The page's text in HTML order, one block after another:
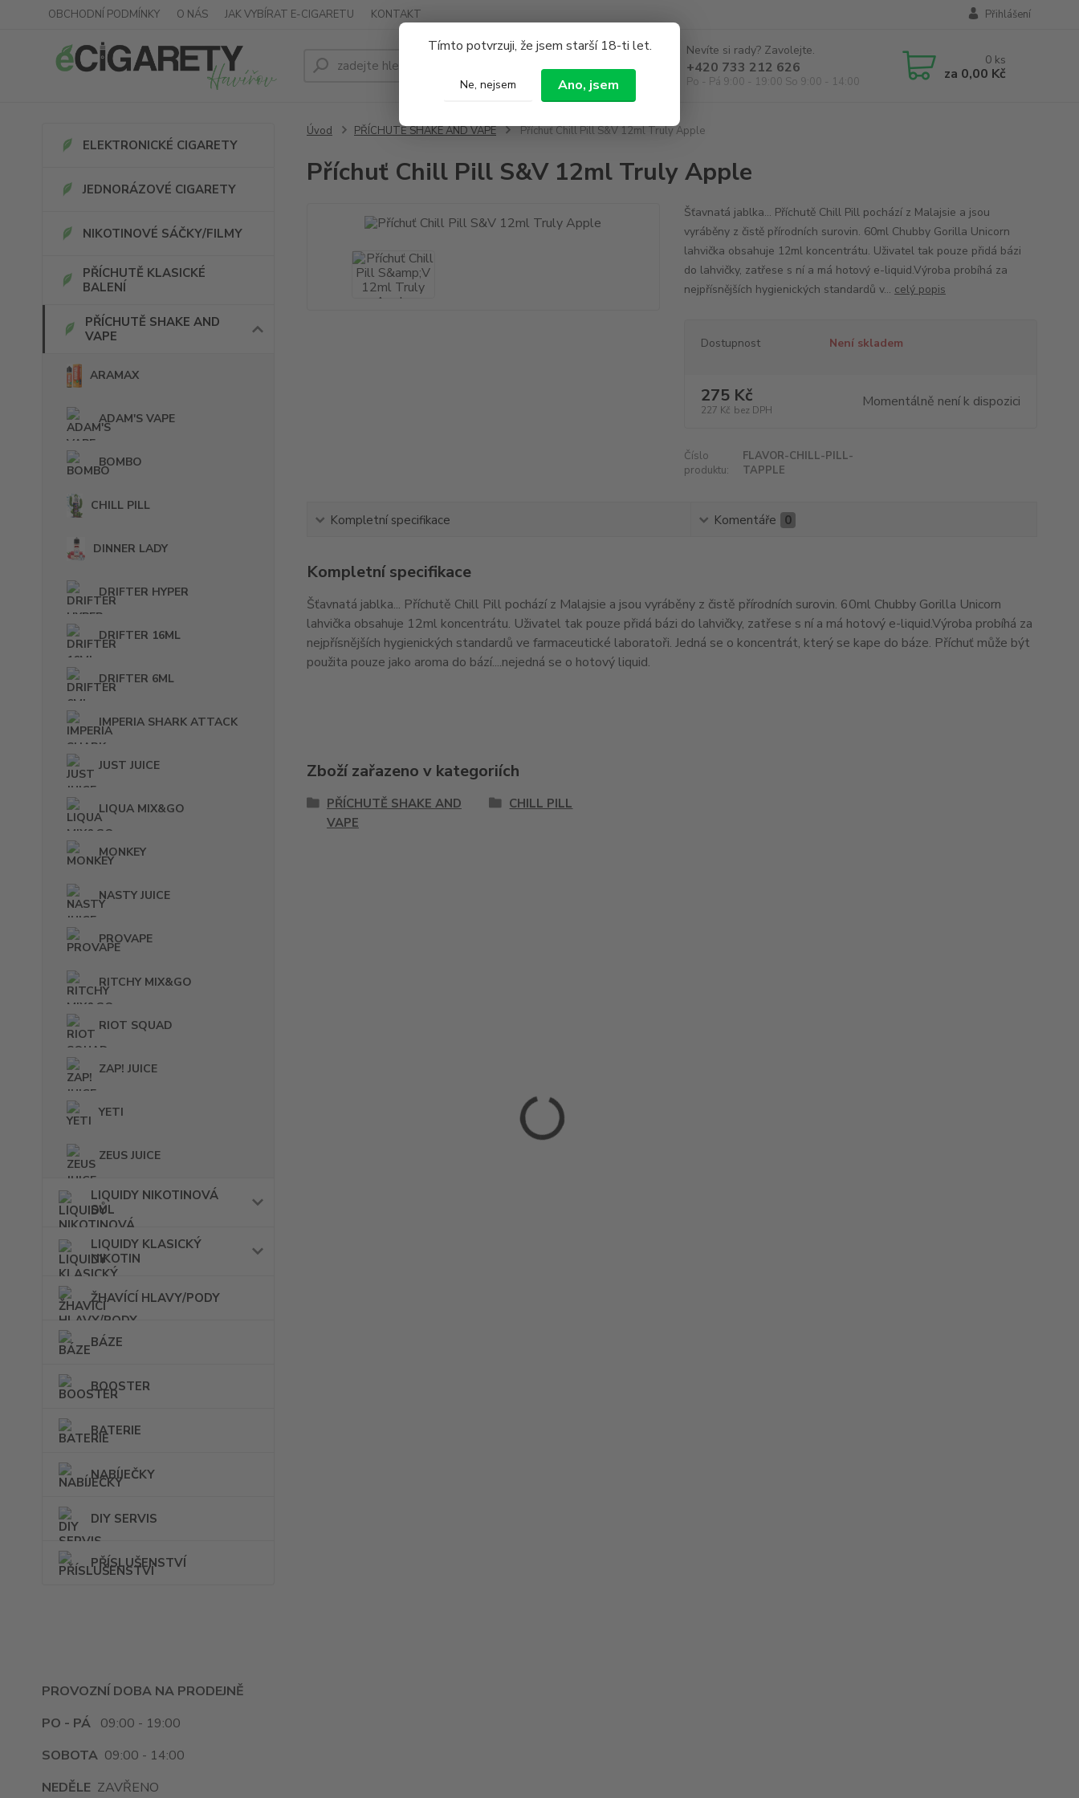
Tímto potvrzuji, že jsem starší 18-ti let.
Ne, nejsem Ano, jsem
OBCHODNÍ PODMÍNKY O NÁS JAK VYBÍRAT E-CIGARETU KONTAKT Přihlášení
Hledat
Nevíte si rady? Zavolejte.
+420 733 212 626
Po - Pá 9:00 - 19:00 So 9:00 - 14:00
0 ks
za 0,00 Kč
ELEKTRONICKÉ CIGARETY
JEDNORÁZOVÉ CIGARETY
NIKOTINOVÉ SÁČKY/FILMY
PŘÍCHUTĚ KLASICKÉ
BALENÍ
PŘÍCHUTĚ SHAKE AND
VAPE
ARAMAX
ADAM'S VAPE
BOMBO
CHILL PILL
DINNER LADY
DRIFTER HYPER
DRIFTER 16ML
DRIFTER 6ML
IMPERIA SHARK ATTACK
JUST JUICE
LIQUA MIX&GO
MONKEY
NASTY JUICE
PROVAPE
RITCHY MIX&GO
RIOT SQUAD
ZAP! JUICE
YETI
ZEUS JUICE
LIQUIDY NIKOTINOVÁ
SŮL
LIQUIDY KLASICKÝ
NIKOTIN
ŽHAVÍCÍ HLAVY/PODY
BÁZE
BOOSTER
BATERIE
NABÍJEČKY
DIY SERVIS
PŘÍSLUŠENSTVÍ
PROVOZNÍ DOBA NA PRODEJNĚ
PO - PÁ 09:00 - 19:00
SOBOTA 09:00 - 14:00
NEDĚLE ZAVŘENO
Úvod PŘÍCHUTĚ SHAKE AND VAPE Příchuť Chill Pill S&V 12ml Truly Apple
Příchuť Chill Pill S&V 12ml Truly Apple
Šťavnatá jablka... Příchutě Chill Pill pochází z Malajsie a jsou
vyráběny z čistě přírodních surovin. 60ml Chubby Gorilla Unicorn
lahvička obsahuje 12ml koncentrátu. Uživatel tak pouze přidá bázi
do lahvičky, zatřese s ní a má hotový e-liquid.Výroba probíhá za
nejpřísnějších hygienických standardů v... celý popis
Dostupnost Není skladem
275 Kč
227 Kč bez DPH Momentálně není k dispozici
Číslo
produktu:
FLAVOR-CHILL-PILL-
TAPPLE
Kompletní specifikace Komentáře 0
Kompletní specifikace
Šťavnatá jablka... Příchutě Chill Pill pochází z Malajsie a jsou vyráběny z čistě přírodních surovin. 60ml Chubby Gorilla Unicorn
lahvička obsahuje 12ml koncentrátu. Uživatel tak pouze přidá bázi do lahvičky, zatřese s ní a má hotový e-liquid.Výroba probíhá za
nejpřísnějších hygienických standardů ve farmaceutické laboratoři. Jedná se o koncentrát, který se kape do báze. Příchuť může být
použita pouze jako aroma do bází....nejedná se o hotový liquid.
Zboží zařazeno v kategoriích
PŘÍCHUTĚ SHAKE AND
VAPE
CHILL PILL